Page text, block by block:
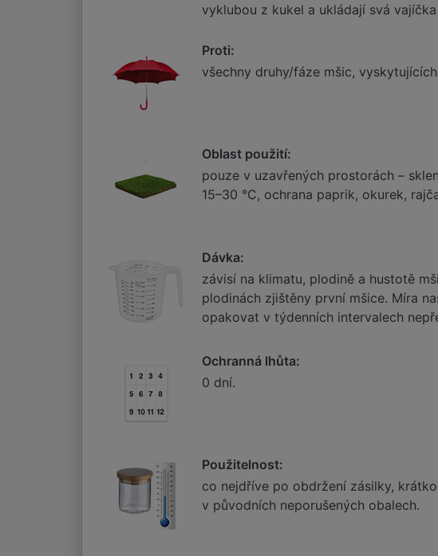
vyklubou z kukel a ukládají svá
Proti:
všechny druhy/fáze mšic,
Oblast použití:
pouze v uzavřených prostorách –
15–30 °C, ochrana paprik, okurek,
Dávka:
závisí na klimatu, plodině a hustotě
plodinách zjištěny první mšice. Míra
opakovat v týdenních intervalech
Ochranná lhůta:
0 dní.
Použitelnost:
co nejdříve po obdržení zásilky,
v původních neporušených obalech.